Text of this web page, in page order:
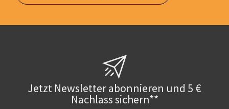
Jetzt Newsletter abonnieren und 5 €
Nachlass sichern**